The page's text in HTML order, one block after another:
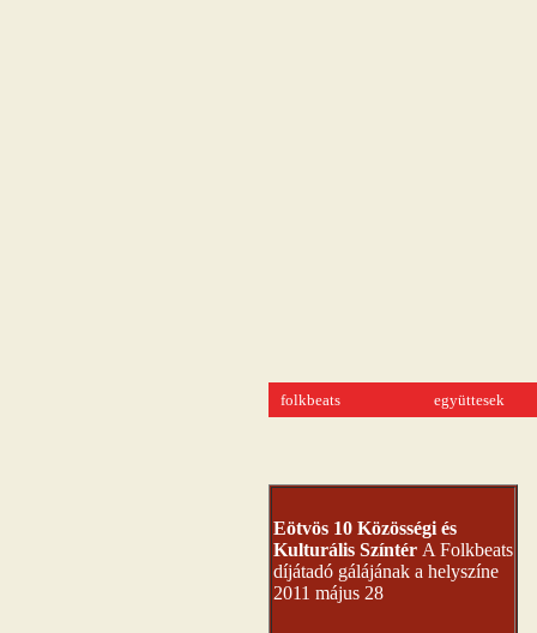
folkbeats együttesek
Eötvös 10 Közösségi és
Kulturális Színtér A Folkbeats
díjátadó gálájának a helyszíne
2011 május 28